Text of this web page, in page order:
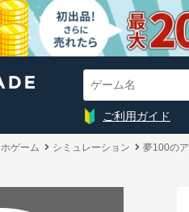
ご利用ガイド
ゲーム シミュレーション 夢100の